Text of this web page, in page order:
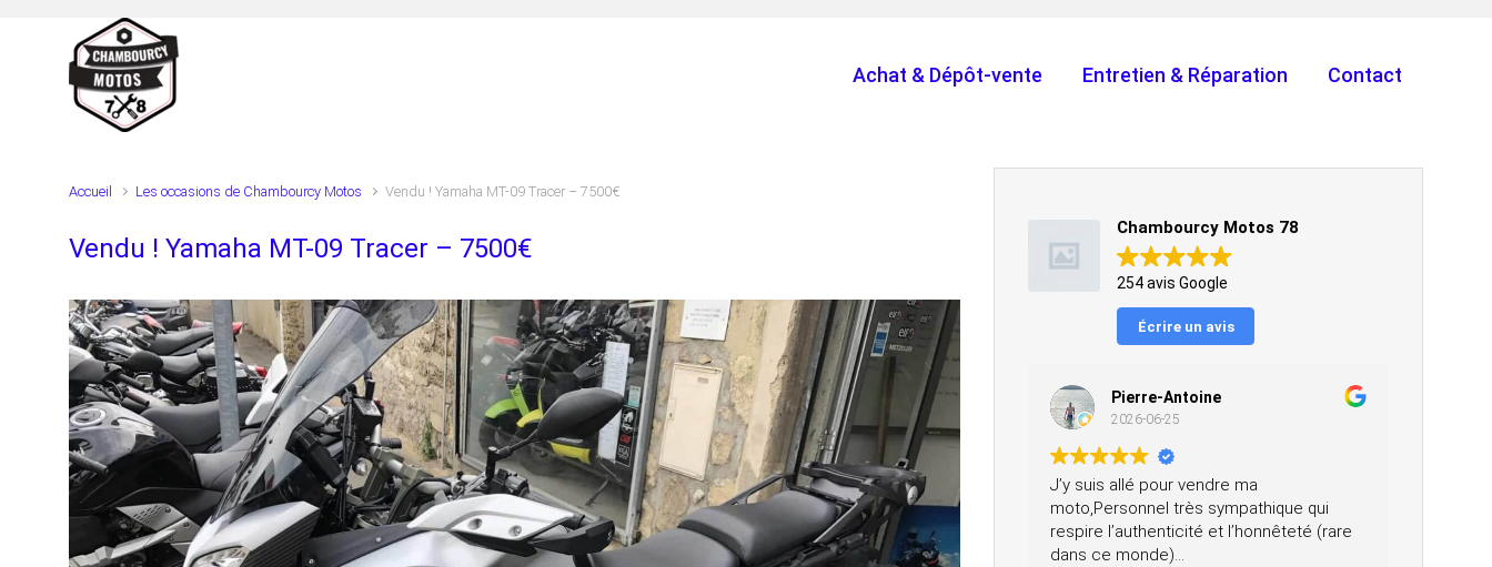
Skip to main content
Achat & Dépôt-vente Entretien & Réparation Contact
Accueil Les occasions de Chambourcy Motos Vendu ! Yamaha MT-09 Tracer – 7500€
Vendu ! Yamaha MT-09 Tracer – 7500€
Chambourcy Motos 78
254 avis Google
Écrire un avis
Pierre-Antoine
2026-06-25
J’y suis allé pour vendre ma
moto,Personnel très sympathique qui
respire l’authenticité et l’honnêteté (rare
dans ce monde)